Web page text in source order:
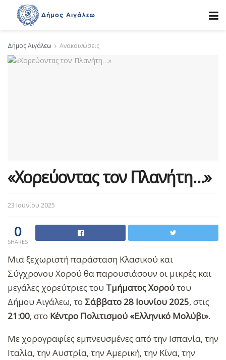
Δήμος Αιγάλεω Ανακοινώσεις
«Χορεύοντας τον Πλανήτη…»
23 Ιουνίου 2025
0
SHARES
Μια ξεχωριστή παράσταση Κλασικού και
Σύγχρονου Χορού θα παρουσιάσουν οι μικρές και
μεγάλες χορεύτριες του Τμήματος Χορούτου
Δήμου Αιγάλεω, το Σάββατο 28 Ιουνίου 2025, στις
21:00, στο Κέντρο Πολιτισμού «Ελληνικό Μολύβι».
Με χορογραφίες εμπνευσμένες από την Ισπανία, την
Ιταλία, την Αυστρία, την Αμερική, την Κίνα, την